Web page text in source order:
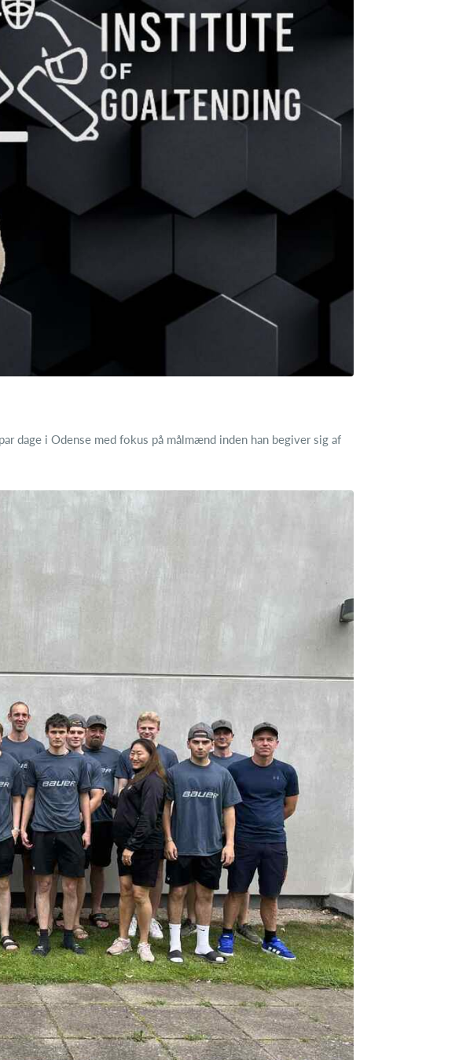
dage i Odense med fokus på målmænd inden han begiver sig af